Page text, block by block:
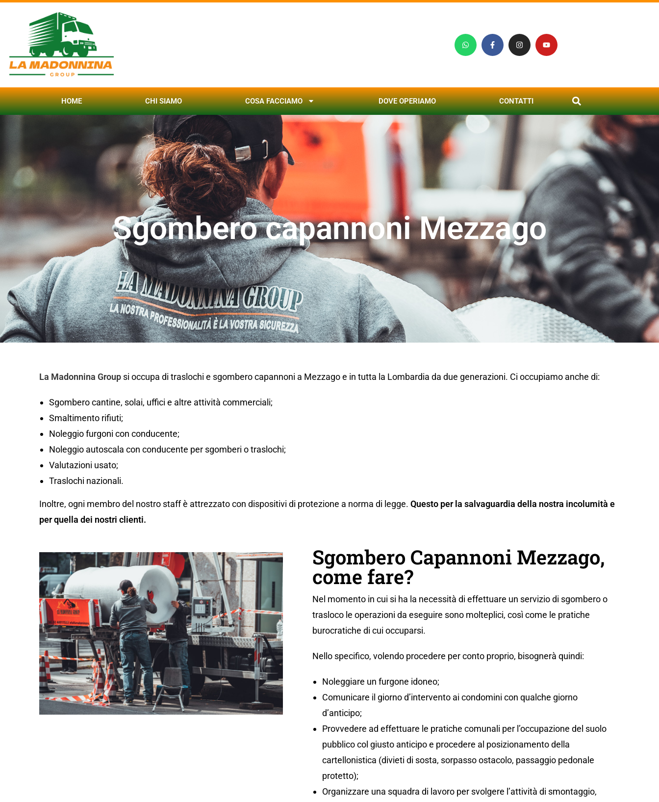
HOME CHI SIAMO COSA FACCIAMO DOVE OPERIAMO CONTATTI
Sgombero capannoni Mezzago
La Madonnina Group si occupa di traslochi e sgombero capannoni a Mezzago e in tutta la Lombardia da due generazioni. Ci occupiamo anche di:
Sgombero cantine, solai, uffici e altre attività commerciali;
Smaltimento rifiuti;
Noleggio furgoni con conducente;
Noleggio autoscala con conducente per sgomberi o traslochi;
Valutazioni usato;
Traslochi nazionali.
Inoltre, ogni membro del nostro staff è attrezzato con dispositivi di protezione a norma di legge. Questo per la salvaguardia della nostra incolumità e
per quella dei nostri clienti.
Sgombero Capannoni Mezzago,
come fare?
Nel momento in cui si ha la necessità di effettuare un servizio di sgombero o
trasloco le operazioni da eseguire sono molteplici, così come le pratiche
burocratiche di cui occuparsi.
Nello specifico, volendo procedere per conto proprio, bisognerà quindi:
Noleggiare un furgone idoneo;
Comunicare il giorno d’intervento ai condomini con qualche giorno
d’anticipo;
Provvedere ad effettuare le pratiche comunali per l’occupazione del suolo
pubblico col giusto anticipo e procedere al posizionamento della
cartellonistica (divieti di sosta, sorpasso ostacolo, passaggio pedonale
protetto);
Organizzare una squadra di lavoro per svolgere l’attività di smontaggio,